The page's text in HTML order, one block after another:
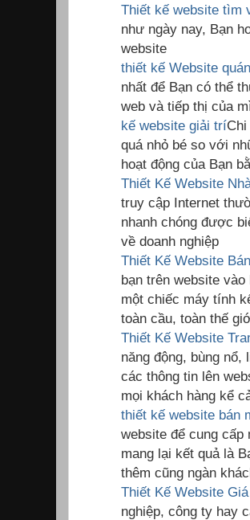
Thiết kế website tìm
như ngày nay, Bạn
website
thiết kế Website
nhất để Bạn có thể
web và tiếp thị của
kế website giải trí
quá nhỏ bé so với
hoạt động của Bạn
Thiết Kế Website
truy cập Internet
nhanh chóng được
về doanh nghiệp
Thiết Kế Website
bạn trên website
một chiếc máy tính
toàn cầu, toàn thế
Thiết Kế Website
năng động, bùng nổ,
các thông tin lên
mọi khách hàng kể
thiết kế website bán
website để cung
mang lại kết quả là
thêm cũng ngàn
Thiết Kế Website
nghiệp, công ty hay